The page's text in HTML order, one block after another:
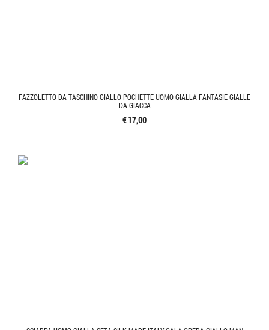
FAZZOLETTO DA TASCHINO GIALLO POCHETTE UOMO GIALLA FANTASIE GIALLE
DA GIACCA
€ 17,00